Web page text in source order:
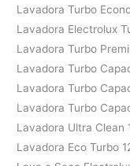
Lavadora Turbo
Lavadora Electrolux
Lavadora Turbo
Lavadora Turbo
Lavadora Turbo
Lavadora Turbo
Lavadora Ultra Clean
Lavadora Eco Turbo